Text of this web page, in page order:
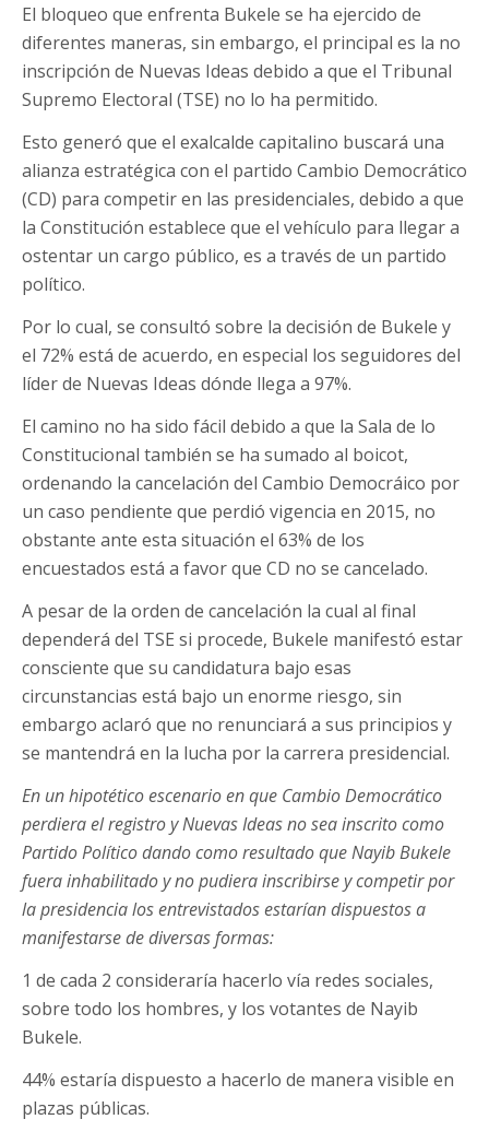
El bloqueo que enfrenta Bukele se ha ejercido de
diferentes maneras, sin embargo, el principal es la no
inscripción de Nuevas Ideas debido a que el Tribunal
Supremo Electoral (TSE) no lo ha permitido.
Esto generó que el exalcalde capitalino buscará una
alianza estratégica con el partido Cambio Democrático
(CD) para competir en las presidenciales, debido a que
la Constitución establece que el vehículo para llegar a
ostentar un cargo público, es a través de un partido
político.
Por lo cual, se consultó sobre la decisión de Bukele y
el 72% está de acuerdo, en especial los seguidores del
líder de Nuevas Ideas dónde llega a 97%.
El camino no ha sido fácil debido a que la Sala de lo
Constitucional también se ha sumado al boicot,
ordenando la cancelación del Cambio Democráico por
un caso pendiente que perdió vigencia en 2015, no
obstante ante esta situación el 63% de los
encuestados está a favor que CD no se cancelado.
A pesar de la orden de cancelación la cual al final
dependerá del TSE si procede, Bukele manifestó estar
consciente que su candidatura bajo esas
circunstancias está bajo un enorme riesgo, sin
embargo aclaró que no renunciará a sus principios y
se mantendrá en la lucha por la carrera presidencial.
En un hipotético escenario en que Cambio Democrático
perdiera el registro y Nuevas Ideas no sea inscrito como
Partido Político dando como resultado que Nayib Bukele
fuera inhabilitado y no pudiera inscribirse y competir por
la presidencia los entrevistados estarían dispuestos a
manifestarse de diversas formas:
1 de cada 2 consideraría hacerlo vía redes sociales,
sobre todo los hombres, y los votantes de Nayib
Bukele.
44% estaría dispuesto a hacerlo de manera visible en
plazas públicas.